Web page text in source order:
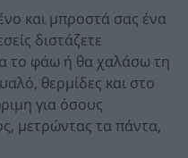
και μπροστά σας ένα
διστάζετε
το φάω ή θα χαλάσω τη
θερμίδες και στο
για όσους
μετρώντας τα πάντα,